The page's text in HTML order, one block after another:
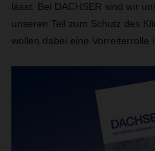
lässt. Bei DACHSER sind wir
unseren Teil zum Schutz des
wollen dabei eine Vorreiterrolle